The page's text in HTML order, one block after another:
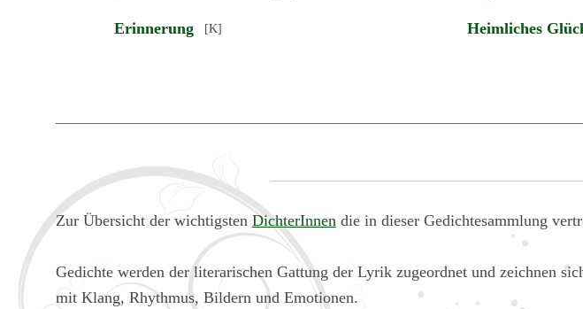
Erinnerung[K] Heimliches
Zur Übersicht der wichtigsten DichterInnendie in dieser Gedichtesammlung
Gedichte werden der literarischen Gattung der Lyrik zugeordnet und zeichnen
mit Klang, Rhythmus, Bildern und Emotionen.